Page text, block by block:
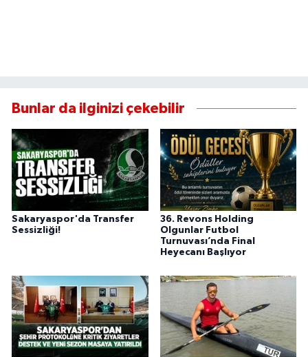
Bunlar da ilginizi çekebilir
Sakaryaspor'da Transfer
Sessizliği!
36. Revons Holding
Olgunlar Futbol
Turnuvası’nda Final
Heyecanı Başlıyor